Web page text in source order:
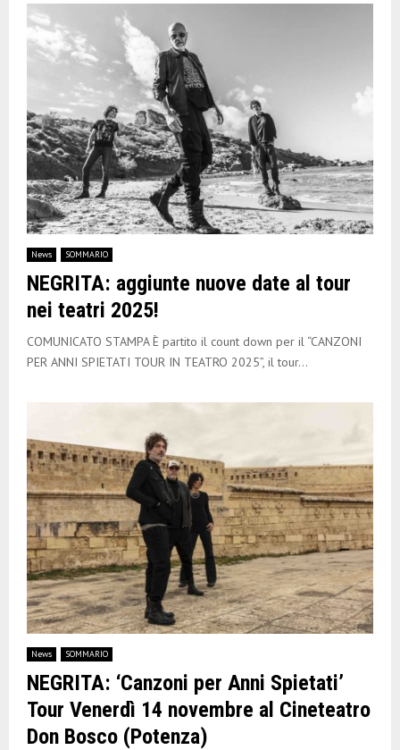
News SOMMARIO
NEGRITA: aggiunte nuove date al tour
nei teatri 2025!
COMUNICATO STAMPA È partito il count down per il “CANZONI
PER ANNI SPIETATI TOUR IN TEATRO 2025”, il tour...
News SOMMARIO
NEGRITA: ‘Canzoni per Anni Spietati’
Tour Venerdì 14 novembre al Cineteatro
Don Bosco (Potenza)